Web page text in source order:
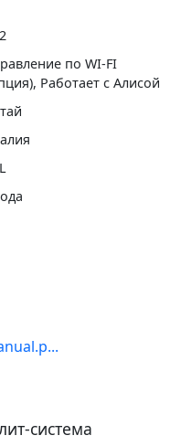
по WI-FI
Работает с Алисой
система